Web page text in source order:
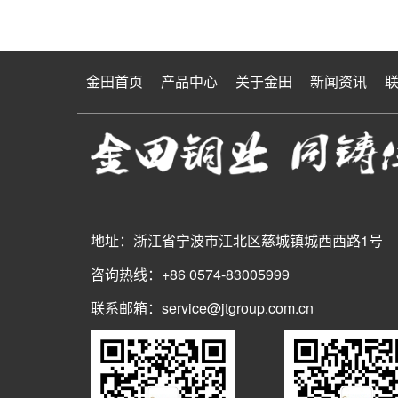
金田首页 产品中心 关于金田 新闻资讯
地址：浙江省宁波市江北区慈城镇城西西路1号
咨询热线：+86 0574-83005999
联系邮箱：service@jtgroup.com.cn